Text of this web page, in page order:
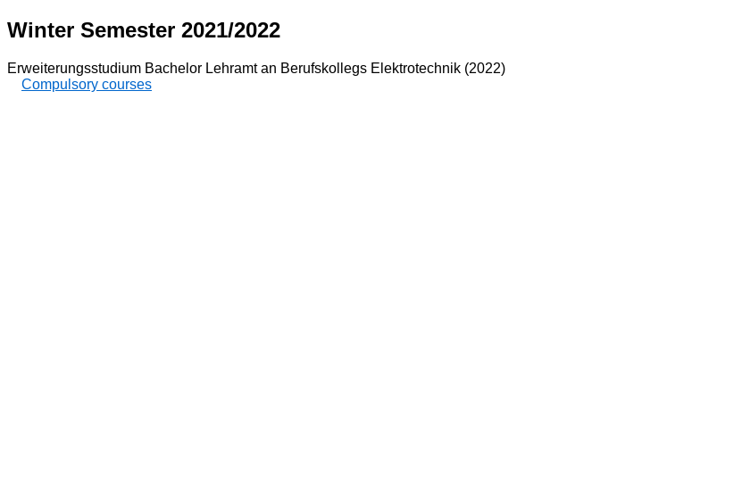
Winter Semester 2021/2022
Erweiterungsstudium Bachelor Lehramt an Berufskollegs Elektrotechnik (2022)
Compulsory courses